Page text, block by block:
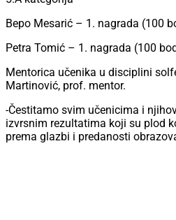
Bepo Mesarić – 1. nagrada (100
Petra Tomić – 1. nagrada (100
Mentorica učenika u disciplini
Martinović, prof. mentor.
-Čestitamo svim učenicima i
izvrsnim rezultatima koji su plod
prema glazbi i predanosti